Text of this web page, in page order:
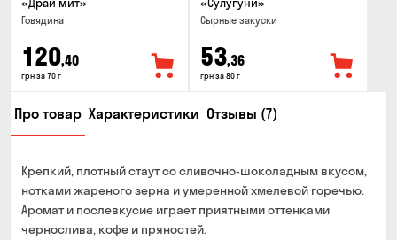
Говядина
120,40
грн за 70 г
Cырные закуски
53,36
грн за 80 г
Про товар Характеристики Отзывы (7)
Крепкий, плотный стаут со сливочно-шоколадным вкусом,
нотками жареного зерна и умеренной хмелевой горечью.
Аромат и послевкусие играет приятными оттенками
чернослива, кофе и пряностей.